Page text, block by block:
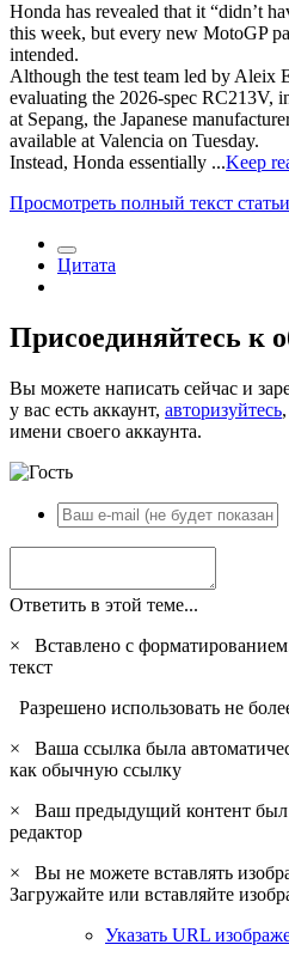
Honda has revealed that it “didn’t
this week, but every new MotoGP
intended.
Although the test team led by Aleix
evaluating the 2026-spec RC213V,
at Sepang, the Japanese
available at Valencia on Tuesday.
Instead, Honda essentially ...Keep
Просмотреть полный текст статьи
Цитата
Присоединяйтесь к
Вы можете написать сейчас и
у вас есть аккаунт, авторизуйтесь
имени своего аккаунта.
Ответить в этой теме...
×
Вставлено с
текст
Разрешено использовать не
×
Ваша ссылка была
как обычную ссылку
×
Ваш предыдущий контент был
редактор
×
Вы не можете вставлять
Загружайте или вставляйте
Указать URL